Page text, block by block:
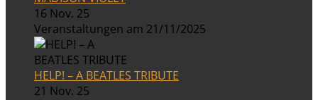
16 Nov. 25
Veranstaltungen am 21/11/2025
HELP! – A BEATLES TRIBUTE
21 Nov. 25